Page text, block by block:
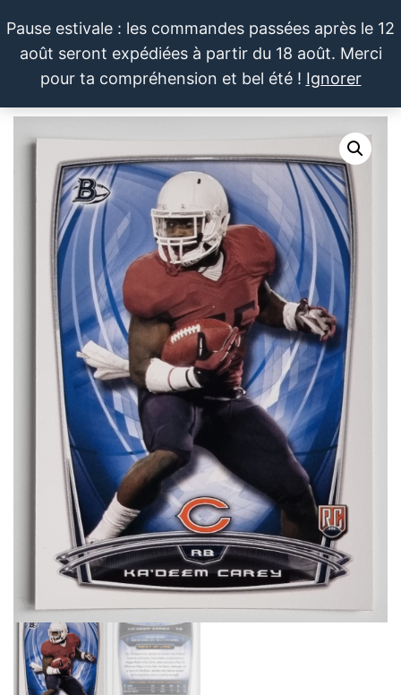
au
contenu
Pause estivale : les commandes passées après le 12
août seront expédiées à partir du 18 août. Merci
pour ta compréhension et bel été ! Ignorer
LE SPORTIF
DU
DIMANCHE®
Cartes
et
produits
du
sport et
de la
pop
culture